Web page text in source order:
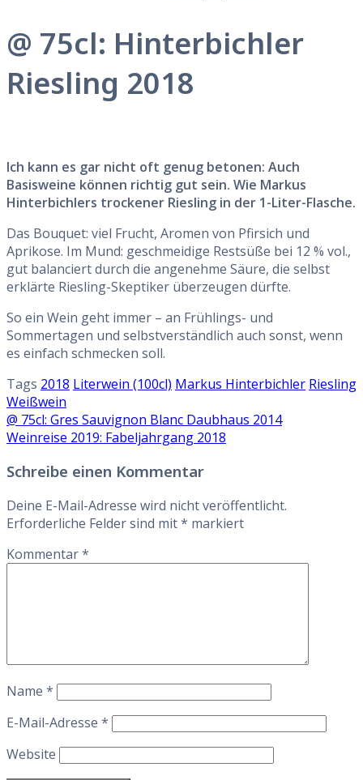
@ 75cl: Hinterbichler
Riesling 2018
Ich kann es gar nicht oft genug betonen: Auch
Basisweine können richtig gut sein. Wie Markus
Hinterbichlers trockener Riesling in der 1-Liter-Flasche.
Das Bouquet: viel Frucht, Aromen von Pfirsich und
Aprikose. Im Mund: geschmeidige Restsüße bei 12 % vol.,
gut balanciert durch die angenehme Säure, die selbst
erklärte Riesling-Skeptiker überzeugen dürfte.
So ein Wein geht immer – an Frühlings- und
Sommertagen und selbstverständlich auch sonst, wenn
es einfach schmecken soll.
Tags 2018 Literwein (100cl) Markus Hinterbichler Riesling
Weißwein
Beitragsnavigation
@ 75cl: Gres Sauvignon Blanc Daubhaus 2014
Weinreise 2019: Fabeljahrgang 2018
Schreibe einen Kommentar
Deine E-Mail-Adresse wird nicht veröffentlicht.
Erforderliche Felder sind mit* markiert
Kommentar*
Name *
E-Mail-Adresse *
Website